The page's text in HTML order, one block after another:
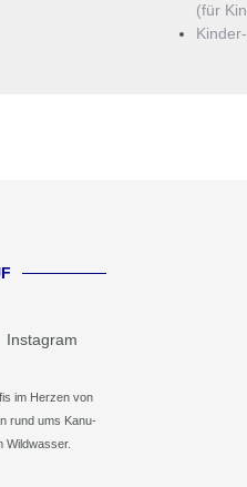
(für
Instagram
im Herzen von
rund ums Kanu-
Wildwasser.